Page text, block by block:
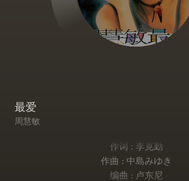
最爱
周慧敏
作词 : 李克勤
作曲 : 中島みゆき
编曲 : 卢东尼